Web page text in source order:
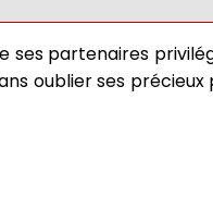
ses partenaires
oublier ses